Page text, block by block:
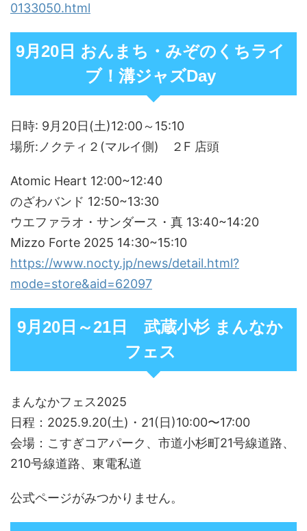
0133050.html
9月20日 おんまち・みぞのくちライ
ブ！溝ジャズDay
日時: 9月20日(土)12:00～15:10
場所:ノクティ２(マルイ側) ２F 店頭
Atomic Heart 12:00~12:40
のざわバンド 12:50~13:30
ウエファラオ・サンダース・真 13:40~14:20
Mizzo Forte 2025 14:30~15:10
https://www.nocty.jp/news/detail.html?
mode=store&aid=62097
9月20日～21日 武蔵小杉 まんなか
フェス
まんなかフェス2025
日程：2025.9.20(土)・21(日)10:00〜17:00
会場：こすぎコアパーク、市道小杉町21号線道路、
210号線道路、東電私道
公式ページがみつかりません。